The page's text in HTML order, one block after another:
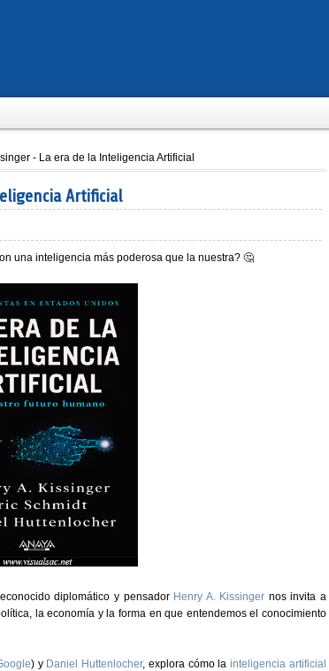
- La era de la Inteligencia Artificial
Artificial
una inteligencia más poderosa que la nuestra? 🤔
diplomático y pensador Henry A. Kissinger nos invita a
la economía y la forma en que entendemos el conocimiento
) y Daniel Huttenlocher, explora cómo lainteligencia artificial